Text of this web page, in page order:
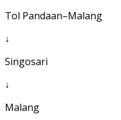
Tol Pandaan–Malang
↓
Singosari
↓
Malang